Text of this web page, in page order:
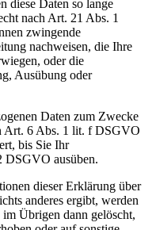
diese Daten so lange
nach Art. 21 Abs. 1
zwingende
nachweisen, die Ihre
oder die
Ausübung oder
Daten zum Zwecke
Art. 6 Abs. 1 lit. f DSGVO
bis Sie Ihr
DSGVO ausüben.
dieser Erklärung über
anderes ergibt, werden
im Übrigen dann gelöscht,